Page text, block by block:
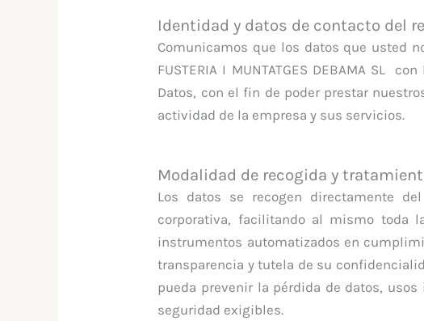
Identidad y datos de contacto del
Comunicamos que los datos que usted
FUSTERIA I MUNTATGES DEBAMA SL
Datos, con el fin de poder prestar
actividad de la empresa y sus servicios.
Modalidad de recogida y
Los datos se recogen directamente
corporativa, facilitando al mismo toda
instrumentos automatizados en
transparencia y tutela de su
pueda prevenir la pérdida de datos,
seguridad exigibles.